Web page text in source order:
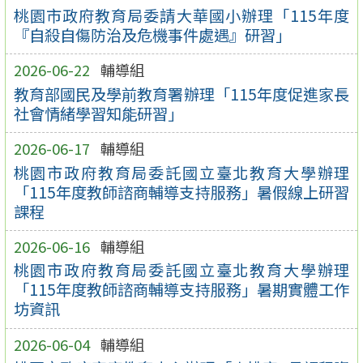
桃園市政府教育局委請大華國小辦理「115年度
『自殺自傷防治及危機事件處遇』研習」
2026-06-22 輔導組
教育部國民及學前教育署辦理「115年度促進家長
社會情緒學習知能研習」
2026-06-17 輔導組
桃園市政府教育局委託國立臺北教育大學辦理
「115年度教師諮商輔導支持服務」暑假線上研習
課程
2026-06-16 輔導組
桃園市政府教育局委託國立臺北教育大學辦理
「115年度教師諮商輔導支持服務」暑期實體工作
坊資訊
2026-06-04 輔導組